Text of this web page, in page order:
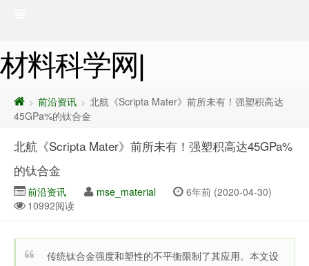
材料科学网|
> 前沿资讯 > 北航《Scripta Mater》前所未有！强塑积高达
45GPa%的钛合金
北航《Scripta Mater》前所未有！强塑积高达45GPa%
的钛合金
前沿资讯 mse_material
6年前 (2020-04-30)
10992阅读
传统钛合金强度和塑性的不平衡限制了其应用。本文设